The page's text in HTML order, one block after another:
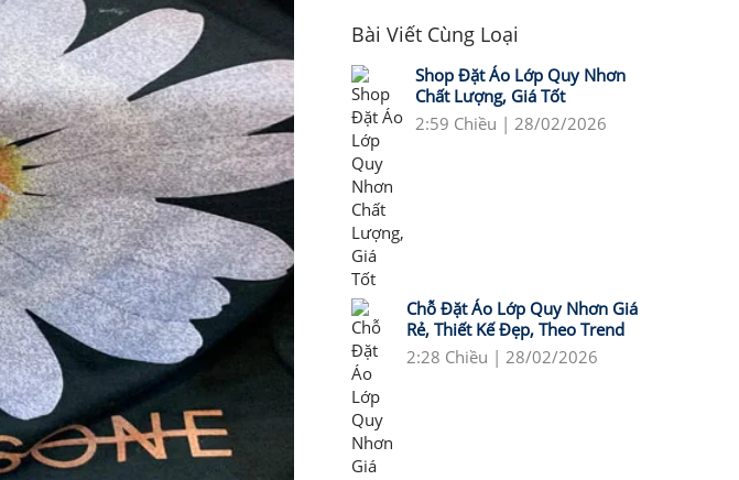
Bài Viết Cùng Loại
Shop Đặt Áo Lớp Quy Nhơn
Chất Lượng, Giá Tốt
2:59 Chiều | 28/02/2026
Chỗ Đặt Áo Lớp Quy Nhơn Giá
Rẻ, Thiết Kế Đẹp, Theo Trend
2:28 Chiều | 28/02/2026